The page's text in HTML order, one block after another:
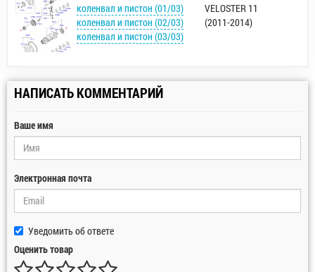
коленвал и пистон (01/03)
коленвал и пистон (02/03)
коленвал и пистон (03/03)
VELOSTER 11
(2011-2014)
НАПИСАТЬ КОММЕНТАРИЙ
Ваше имя
Электронная почта
Уведомить об ответе
Оценить товар